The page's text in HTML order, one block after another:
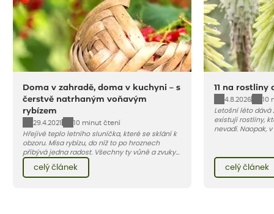
Doma v zahradě, doma v kuchyni – s
čerstvě natrhaným voňavým
rybízem
29.4.2021
10 minut čtení
Hřejivé teplo letního sluníčka, které se sklání k
obzoru. Mísa rybízu, do níž to po hroznech
přibývá jedna radost. Všechny ty vůně a zvuky
červencové zahrady. Sklizeň rybízu do kuchyně
vnese neuvěřitelný klid a radost. A taky trochu
bezstarostnosti dětství při mlsání babiččina
celý článek
11 na rostliny
4.8.2026
10
Letošní léto dává
existují rostliny,
nevadí. Naopak,
horké a suché
Pojďme se
celý článek